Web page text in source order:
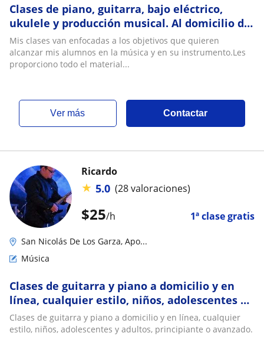
Clases de piano, guitarra, bajo eléctrico,
ukulele y producción musical. Al domicilio del
alumno
Mis clases van enfocadas a los objetivos que quieren
alcanzar mis alumnos en la música y en su instrumento.Les
proporciono todo el material...
ver más Contactar
$25/h 1ª clase gratis
Ricardo
★ 5.0 (28 valoraciones)
San Nicolás De Los Garza, Apo...
Música
Clases de guitarra y piano a domicilio y en
línea, cualquier estilo, niños, adolescentes y
adultos, principiante o avanzado
Clases de guitarra y piano a domicilio y en línea, cualquier
estilo, niños, adolescentes y adultos, principiante o avanzado.